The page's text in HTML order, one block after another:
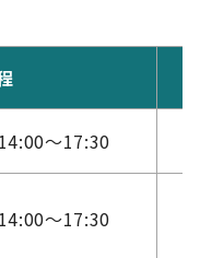
～17:30
～17:30